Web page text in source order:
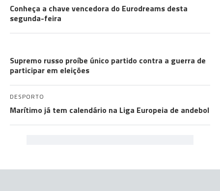
Conheça a chave vencedora do Eurodreams desta
segunda-feira
Supremo russo proíbe único partido contra a guerra de
participar em eleições
DESPORTO
Marítimo já tem calendário na Liga Europeia de andebol